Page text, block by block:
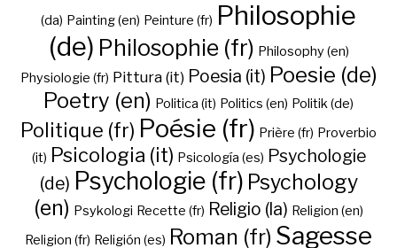
(da) Painting (en) Peinture (fr) Philosophie
(de) Philosophie (fr) Philosophy (en)
Physiologie (fr) Pittura (it) Poesia (it) Poesie (de)
Poetry (en) Politica (it) Politics (en) Politik (de)
Politique (fr) Poésie (fr) Prière (fr) Proverbio
(it) Psicologia (it) Psicología (es) Psychologie
(de) Psychologie (fr) Psychology
(en) Psykologi Recette (fr) Religio (la) Religion (en)
Religion (fr) Religión (es) Roman (fr) Sagesse